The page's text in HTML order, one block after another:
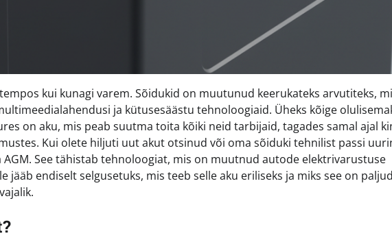
kui kunagi varem. Sõidukid on muutunud keerukateks arvutiteks,
ja kütusesäästu tehnoloogiaid. Üheks kõige
on aku, mis peab suutma toita kõiki neid tarbijaid, tagades samal ajal
Kui olete hiljuti uut akut otsinud või oma sõiduki tehnilist passi
See tähistab tehnoloogiat, mis on muutnud autode elektrivarustuse
endiselt selgusetuks, mis teeb selle aku eriliseks ja miks see on